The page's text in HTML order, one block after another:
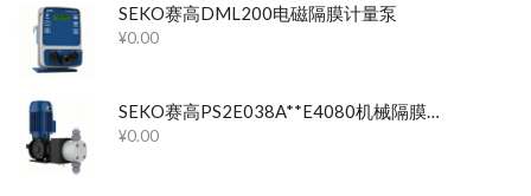
SEKO赛高DML200电磁隔膜计量泵
¥0.00
SEKO赛高PS2E038A**E4080机械隔膜计量泵
¥0.00